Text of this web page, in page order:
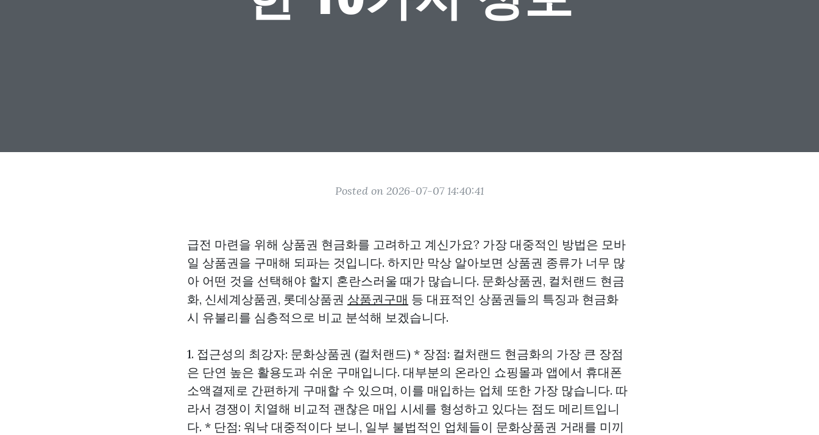
Posted on 2026-07-07 14:40:41
급전 마련을 위해 상품권 현금화를 고려하고 계신가요? 가장 대중적인 방법은 모바
일 상품권을 구매해 되파는 것입니다. 하지만 막상 알아보면 상품권 종류가 너무 많
아 어떤 것을 선택해야 할지 혼란스러울 때가 많습니다. 문화상품권, 컬처랜드 현금
화, 신세계상품권, 롯데상품권 상품권구매 등 대표적인 상품권들의 특징과 현금화
시 유불리를 심층적으로 비교 분석해 보겠습니다.
1. 접근성의 최강자: 문화상품권 (컬처랜드) * 장점: 컬처랜드 현금화의 가장 큰 장점
은 단연 높은 활용도과 쉬운 구매입니다. 대부분의 온라인 쇼핑몰과 앱에서 휴대폰
소액결제로 간편하게 구매할 수 있으며, 이를 매입하는 업체 또한 가장 많습니다. 따
라서 경쟁이 치열해 비교적 괜찮은 매입 시세를 형성하고 있다는 점도 메리트입니
다. * 단점: 워낙 대중적이다 보니, 일부 불법적인 업체들이 문화상품권 거래를 미끼